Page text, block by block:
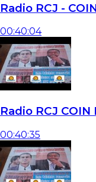
Radio RCJ -
00:40:04
Radio RCJ
00:40:35